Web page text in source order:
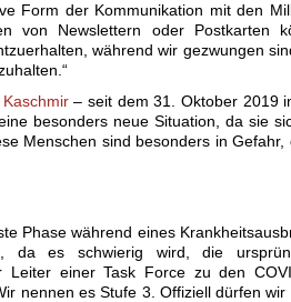
Form der Kommunikation mit den
von Newslettern oder Postkarten
während wir gezwungen
– seit dem 31. Oktober 2019
besonders neue Situation, da sie
Menschen sind besonders in Gefahr,
Phase während eines
es schwierig wird, die
Leiter einer Task Force zu den
nennen es Stufe 3. Offiziell dürfen wir